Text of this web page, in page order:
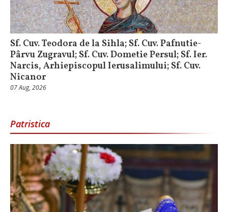
Sf. Cuv. Teodora de la Sihla; Sf. Cuv. Pafnutie-
Pârvu Zugravul; Sf. Cuv. Dometie Persul; Sf. Ier.
Narcis, Arhiepiscopul Ierusalimului; Sf. Cuv.
Nicanor
07 Aug, 2026
Patristica